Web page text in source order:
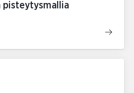
pisteytysmallia